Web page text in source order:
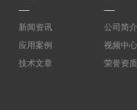
新闻资讯
应用案例
技术文章
公司简介
视频中心
荣誉资质